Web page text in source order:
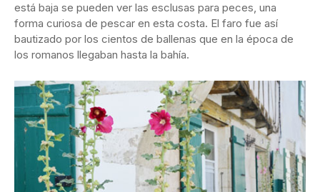
está baja se pueden ver las esclusas para peces, una
forma curiosa de pescar en esta costa. El faro fue así
bautizado por los cientos de ballenas que en la época de
los romanos llegaban hasta la bahía.